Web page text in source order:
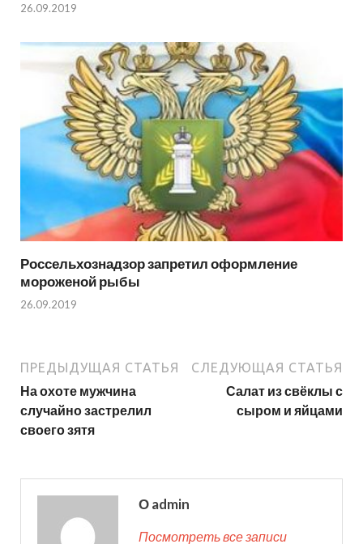
26.09.2019
Россельхознадзор запретил оформление
мороженой рыбы
26.09.2019
ПРЕДЫДУЩАЯ СТАТЬЯ
На охоте мужчина
случайно застрелил
своего зятя
СЛЕДУЮЩАЯ СТАТЬЯ
Салат из свёклы с
сыром и яйцами
О admin
Посмотреть все записи